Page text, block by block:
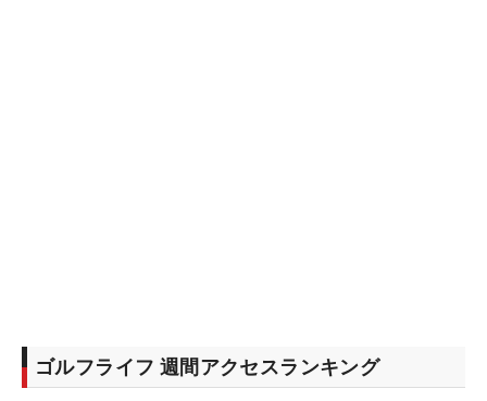
ゴルフライフ 週間アクセスランキング